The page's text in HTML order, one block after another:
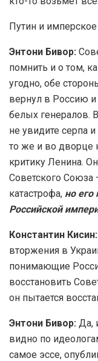
Путин и
Энтони Бивор:
помнить и о том,
угодно, обе
вернул в Россию и
белых генералов.
не увидите серпа
то же и во дворце
критику Ленина.
Советского Союза
катастрофа, но
Российской
Константин Кисин:
вторжения в
понимающие
восстановить
он пытается
Энтони Бивор: Да,
видно по
самое эссе,